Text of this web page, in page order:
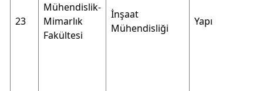
23
Mühendislik-
Mimarlık
Fakültesi
İnşaat
Mühendisliği
Yapı